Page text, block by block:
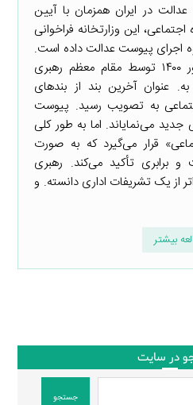
در ایران همزمان با آیین
اجتماعی، این وزارتخانه فراخوانی
اجرای پیوست عدالت داده است.
«پیوست عدالت» در شهریور ۱۴۰۰ توسط مقام معظم رهبری
عنوان آخرین بند از بندهای
به تصویب رسید. پیوست
می‌نمایاند. اما به طور کلی
قرار می‌گیرد که به صورت
برابری تأکید می‌کند. رهبری
از یک تشریفات اداری دانسته. و
بیشتر
در سایت
جستجو